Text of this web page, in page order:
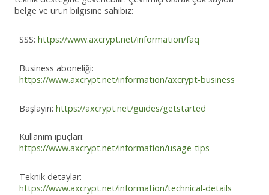
belge ve ürün bilgisine sahibiz:
SSS: https://www.axcrypt.net/information/faq
Business aboneliği:
https://www.axcrypt.net/information/axcrypt-business
Başlayın: https://axcrypt.net/guides/getstarted
Kullanım ipuçları:
https://www.axcrypt.net/information/usage-tips
Teknik detaylar:
https://www.axcrypt.net/information/technical-details